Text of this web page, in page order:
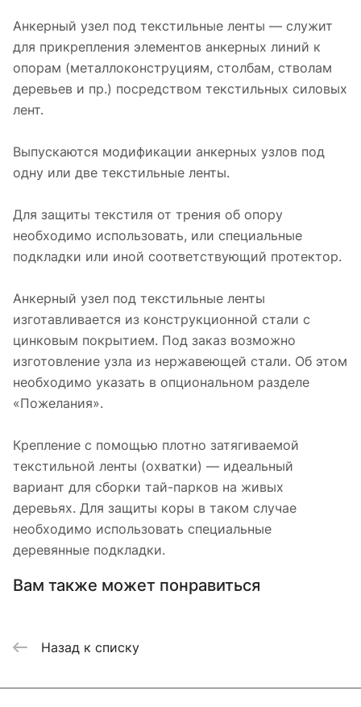
Анкерный узел под текстильные ленты — служит
для прикрепления элементов анкерных линий к
опорам (металлоконструциям, столбам, стволам
деревьев и пр.) посредством текстильных силовых
лент.
Выпускаются модификации анкерных узлов под
одну или две текстильные ленты.
Для защиты текстиля от трения об опору
необходимо использовать, или специальные
подкладки или иной соответствующий протектор.
Анкерный узел под текстильные ленты
изготавливается из конструкционной стали с
цинковым покрытием. Под заказ возможно
изготовление узла из нержавеющей стали. Об этом
необходимо указать в опциональном разделе
«Пожелания».
Крепление с помощью плотно затягиваемой
текстильной ленты (охватки) — идеальный
вариант для сборки тай-парков на живых
деревьях. Для защиты коры в таком случае
необходимо использовать специальные
деревянные подкладки.
Вам также может понравиться
Назад к списку